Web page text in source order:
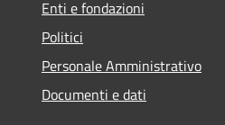
Enti e fondazioni
Politici
Personale Amministrativo
Documenti e dati